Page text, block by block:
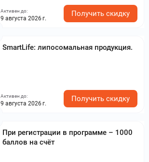
Активен до:
9 августа 2026 г.
Получить скидку
SmartLife: липосомальная продукция.
Активен до:
9 августа 2026 г.
Получить скидку
При регистрации в программе – 1000
баллов на счёт